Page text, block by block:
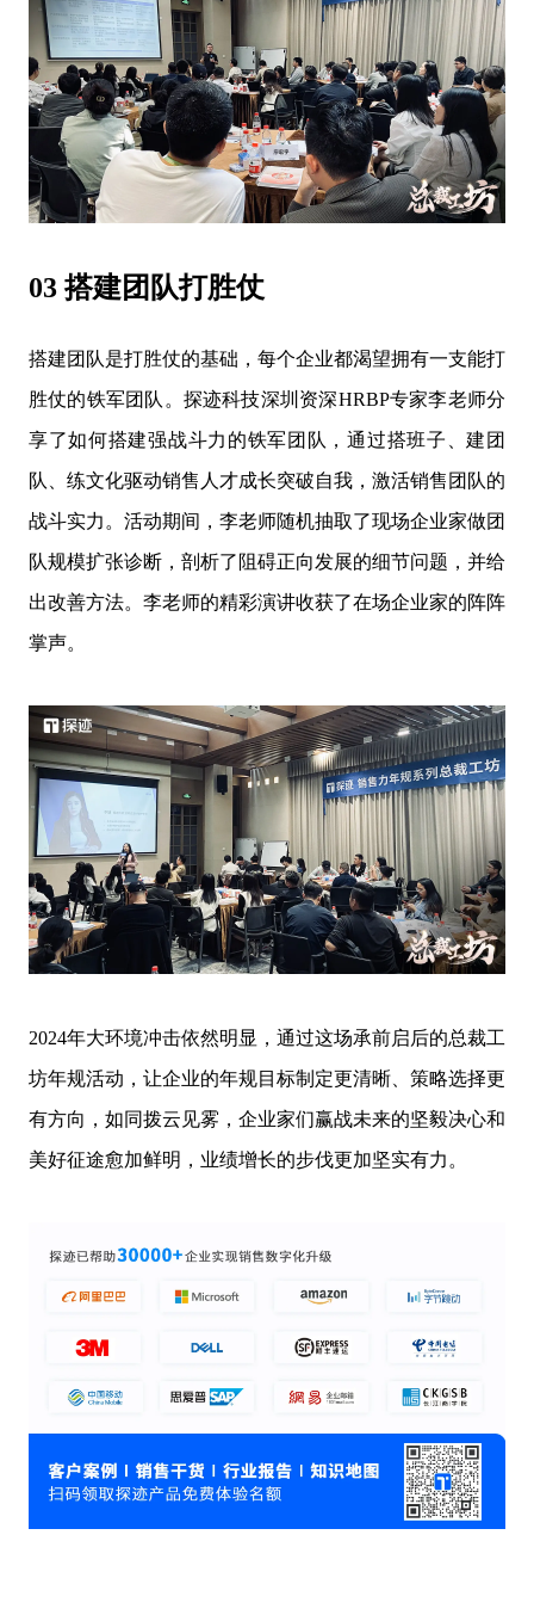
03 搭建团队打胜仗
搭建团队是打胜仗的基础，每个企业都渴望拥有一支能打
胜仗的铁军团队。探迹科技深圳资深HRBP专家李老师分
享了如何搭建强战斗力的铁军团队，通过搭班子、建团
队、练文化驱动销售人才成长突破自我，激活销售团队的
战斗实力。活动期间，李老师随机抽取了现场企业家做团
队规模扩张诊断，剖析了阻碍正向发展的细节问题，并给
出改善方法。李老师的精彩演讲收获了在场企业家的阵阵
掌声。
2024年大环境冲击依然明显，通过这场承前启后的总裁工
坊年规活动，让企业的年规目标制定更清晰、策略选择更
有方向，如同拨云见雾，企业家们赢战未来的坚毅决心和
美好征途愈加鲜明，业绩增长的步伐更加坚实有力。